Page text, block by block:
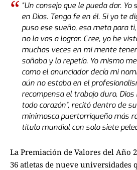
“Un consejo que le pueda dar.
en Dios. Tengo fe en él. Si yo te
puso ese sueño, esa meta para
no la vas a lograr. Cree, yo he
muchas veces en mi mente
soñaba y lo repetía. Yo mismo
como el anunciador decía mi
aún no estaba en el
recompensa el trabajo duro, Dios
todo corazón”, recitó dentro de
minimosca puertorriqueño más
título mundial con solo siete
La Premiación de Valores del Año
36 atletas de nueve universidades